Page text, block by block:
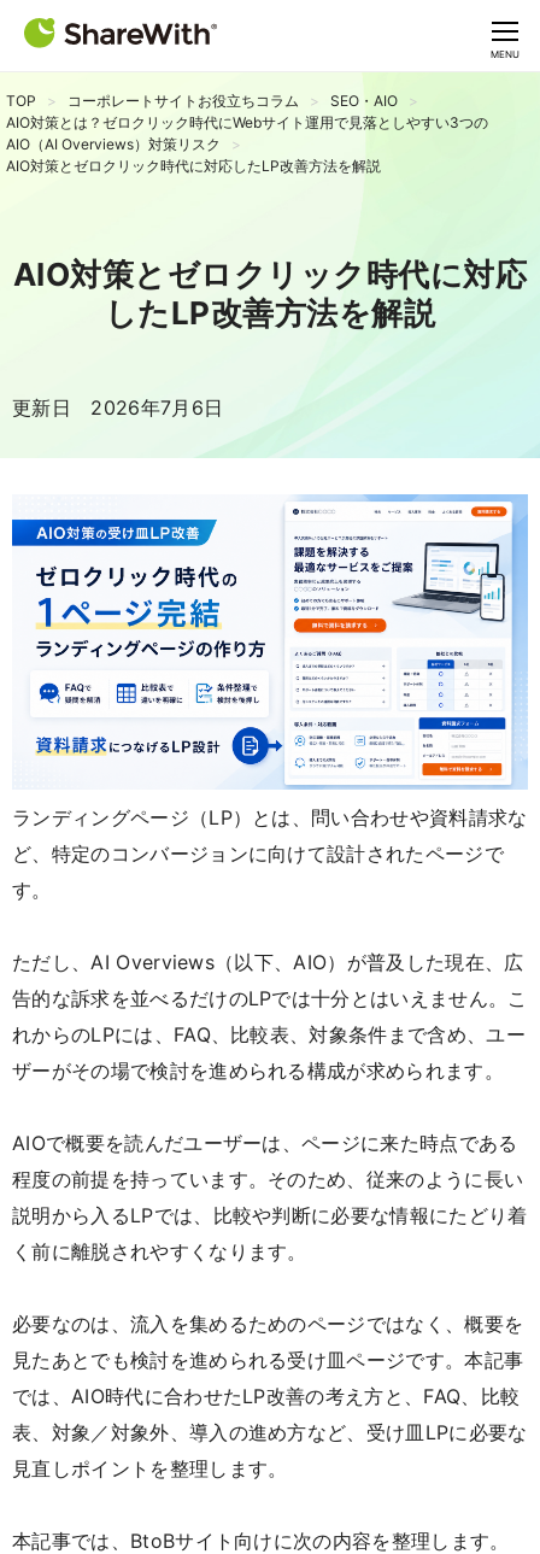
CLOSE
MENU
TOP コーポレートサイトお役立ちコラム
SEO・AIO
AIO対策とは？ゼロクリック時代にWebサイト運用で見落としやすい3つの
AIO（AI Overviews）対策リスク
AIO対策とゼロクリック時代に対応したLP改善方法を解説
AIO対策とゼロクリック時代に対応
したLP改善方法を解説
更新日 2026年7月6日
ランディングページ（LP）とは、問い合わせや資料請求な
ど、特定のコンバージョンに向けて設計されたページで
す。
ただし、AI Overviews（以下、AIO）が普及した現在、広
告的な訴求を並べるだけのLPでは十分とはいえません。こ
れからのLPには、FAQ、比較表、対象条件まで含め、ユー
ザーがその場で検討を進められる構成が求められます。
AIOで概要を読んだユーザーは、ページに来た時点である
程度の前提を持っています。そのため、従来のように長い
説明から入るLPでは、比較や判断に必要な情報にたどり着
く前に離脱されやすくなります。
必要なのは、流入を集めるためのページではなく、概要を
見たあとでも検討を進められる受け皿ページです。本記事
では、AIO時代に合わせたLP改善の考え方と、FAQ、比較
表、対象／対象外、導入の進め方など、受け皿LPに必要な
見直しポイントを整理します。
本記事では、BtoBサイト向けに次の内容を整理します。